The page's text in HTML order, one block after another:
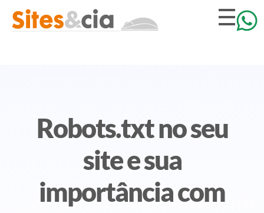
Robots.txt no seu
site e sua
importância com